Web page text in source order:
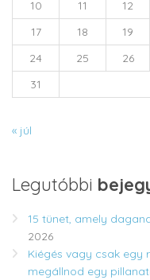
10
11 12
17
18 19
24
25 26
31
« júl
Legutóbbi
15 tünet, amely
2026
Kiégés vagy csak egy
megállnod egy